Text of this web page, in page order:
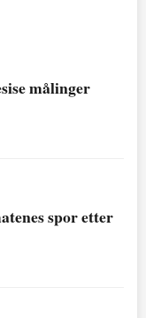
målinger
spor etter